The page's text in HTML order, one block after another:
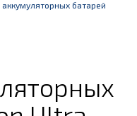
аккумуляторных батарей